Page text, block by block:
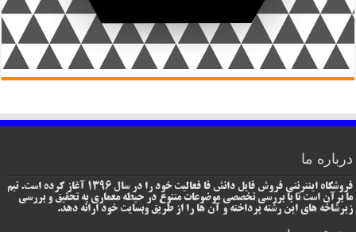
درباره ما
فروشگاه اینترنتی فروش فایل دانش فا فعالیت خود را در سال 1396 آغاز کرده است. تیم
ما برآن است تا با بررسی تخصصی موضوعات متنوع در حیطه معماری به تحقیق و بررسی
زیرشاخه های این رشته پرداخته و آن ها را از طریق وبسایت خود ارائه دهد.